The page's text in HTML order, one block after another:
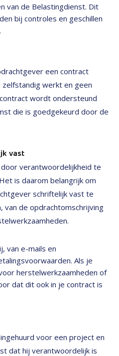
van de Belastingdienst. Dit
bij controles en geschillen
een contract
werkt en geen
wordt ondersteund
die is goedgekeurd door de
vast
verantwoordelijkheid te
is daarom belangrijk om
schriftelijk vast te
van de opdrachtomschrijving
van e-mails en
Als je
herstelwerkzaamheden of
dat dit ook in je contract is
voor een project en
dat hij verantwoordelijk is